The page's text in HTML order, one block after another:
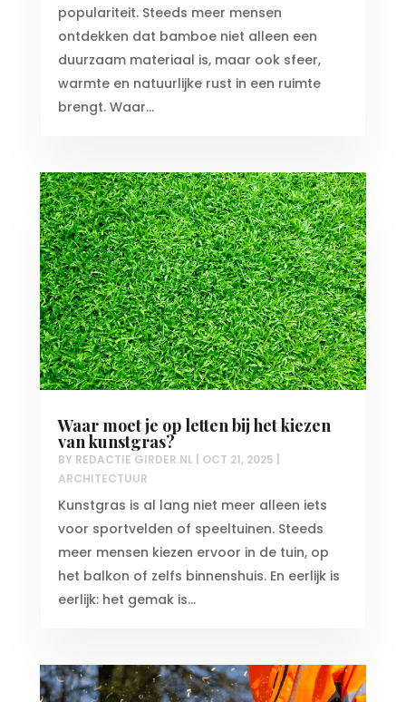
populariteit. Steeds meer mensen
ontdekken dat bamboe niet alleen een
duurzaam materiaal is, maar ook sfeer,
warmte en natuurlijke rust in een ruimte
brengt. Waar...
Waar moet je op letten bij het kiezen
van kunstgras?
BY REDACTIE GIRDER.NL| OCT 21, 2025
ARCHITECTUUR
Kunstgras is al lang niet meer alleen iets
voor sportvelden of speeltuinen. Steeds
meer mensen kiezen ervoor in de tuin, op
het balkon of zelfs binnenshuis. En eerlijk is
eerlijk: het gemak is...